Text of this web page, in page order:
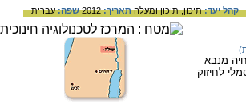
קהל יעד:תיכון,תיכון ומעלהתאריך:2012 שפה:עברית
מנבא
לחיזוק